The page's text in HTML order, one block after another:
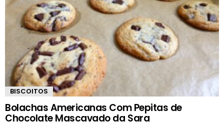
BISCOITOS
Bolachas Americanas Com Pepitas de
Chocolate Mascavado da Sara